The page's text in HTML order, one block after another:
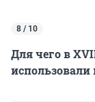
8 / 10
Для чего в